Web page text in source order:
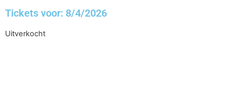
Tickets voor: 8/4/2026
Uitverkocht